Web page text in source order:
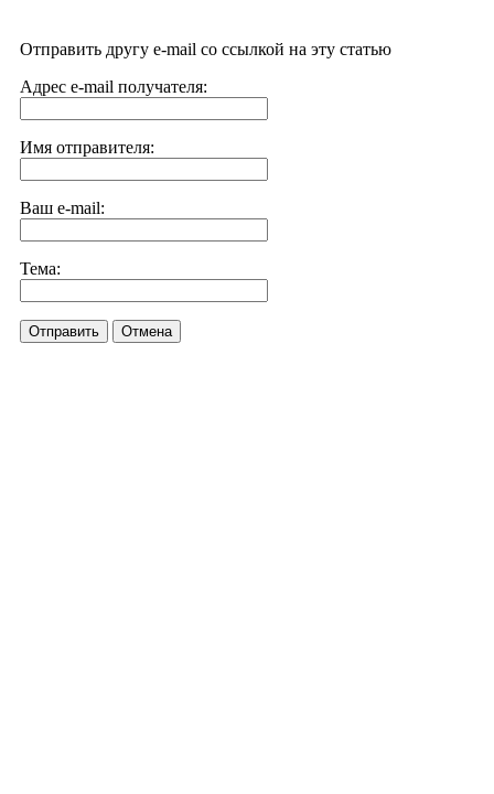
Отправить другу e-mail со ссылкой на эту статью
Адрес e-mail получателя:
Имя отправителя:
Ваш e-mail:
Тема:
Отправить Отмена